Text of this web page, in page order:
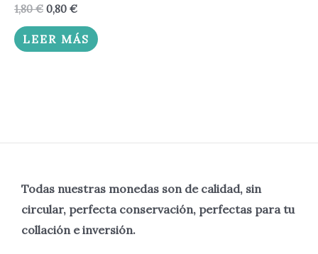
1,80€ 0,80 €
LEER MÁS
Todas nuestras monedas son de calidad, sin
circular, perfectaconservación, perfectas para tu
collación e inversión.